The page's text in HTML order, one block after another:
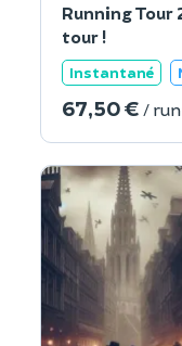
Running Tour
tour !
Instantané
67,50 € /